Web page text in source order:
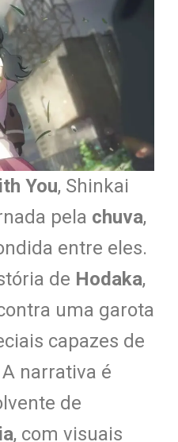
You, Shinkai
pela chuva,
entre eles.
de Hodaka,
uma garota
capazes de
A narrativa é
de
, com visuais